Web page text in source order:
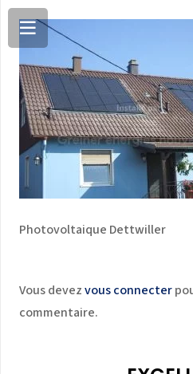
Photovoltaique Dettwiller
Vous devezvous connecter
commentaire.